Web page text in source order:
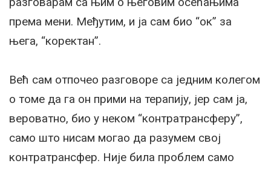
према мени. Међутим, и ја сам био “ок” за
њега, “коректан”.
Већ сам отпочео разговоре са једним колегом
о томе да га он прими на терапију, јер сам ја,
вероватно, био у неком “контратрансферу”,
само што нисам могао да разумем свој
контратрансфер. Није била проблем само